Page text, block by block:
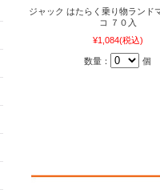
ジャック はたらく乗り物ランド
コ ７０入
¥1,084(税込)
数量： 個